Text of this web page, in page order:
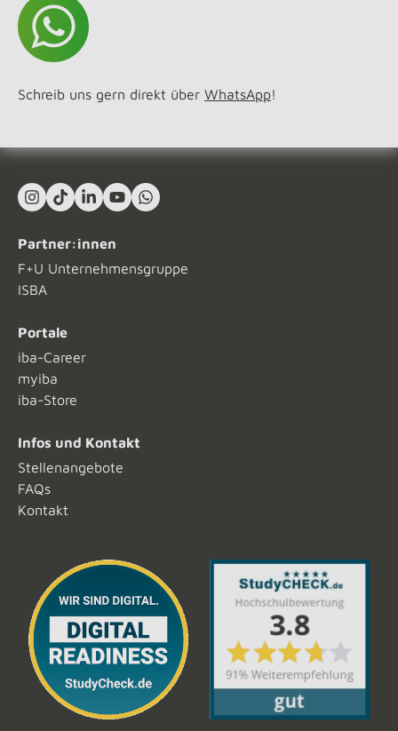
Schreib uns gern direkt über WhatsApp!
Instagram
TikTokLinkedIn In
YouTubeWhat's App
Partner:innen
F+U Unternehmensgruppe
ISBA
Portale
iba-Career
myiba
iba-Store
Infos und Kontakt
Stellenangebote
FAQs
Kontakt